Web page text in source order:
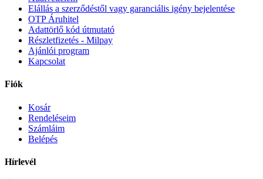
Elállás a szerződéstől vagy garanciális igény bejelentése
OTP Áruhitel
Adattörlő kód útmutató
Részletfizetés - Milpay
Ajánlói program
Kapcsolat
Fiók
Kosár
Rendeléseim
Számláim
Belépés
Hírlevél